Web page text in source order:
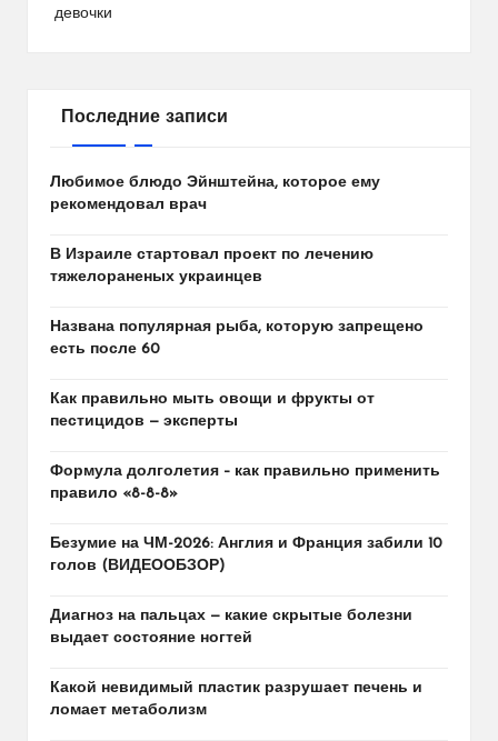
девочки
Последние записи
Любимое блюдо Эйнштейна, которое ему
рекомендовал врач
В Израиле стартовал проект по лечению
тяжелораненых украинцев
Названа популярная рыба, которую запрещено
есть после 60
Как правильно мыть овощи и фрукты от
пестицидов — эксперты
Формула долголетия – как правильно применить
правило «8-8-8»
Безумие на ЧМ-2026: Англия и Франция забили 10
голов (ВИДЕООБЗОР)
Диагноз на пальцах — какие скрытые болезни
выдает состояние ногтей
Какой невидимый пластик разрушает печень и
ломает метаболизм